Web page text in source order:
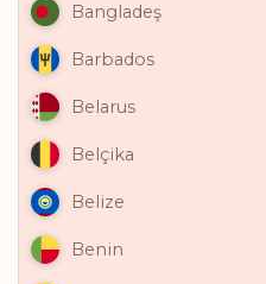
Bangladeş
Barbados
Belarus
Belçika
Belize
Benin